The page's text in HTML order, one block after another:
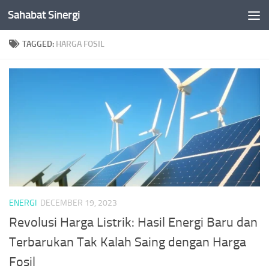
Skip to content
Sahabat Sinergi
TAGGED: HARGA FOSIL
ENERGI DECEMBER 19, 2023
Revolusi Harga Listrik: Hasil Energi Baru dan
Terbarukan Tak Kalah Saing dengan Harga
Fosil